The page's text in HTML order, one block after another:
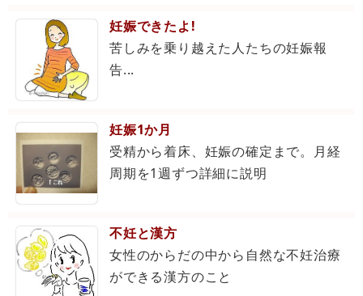
妊娠できたよ!
苦しみを乗り越えた人たちの妊娠報
告...
妊娠1か月
受精から着床、妊娠の確定まで。月経
周期を1週ずつ詳細に説明
不妊と漢方
女性のからだの中から自然な不妊治療
ができる漢方のこと